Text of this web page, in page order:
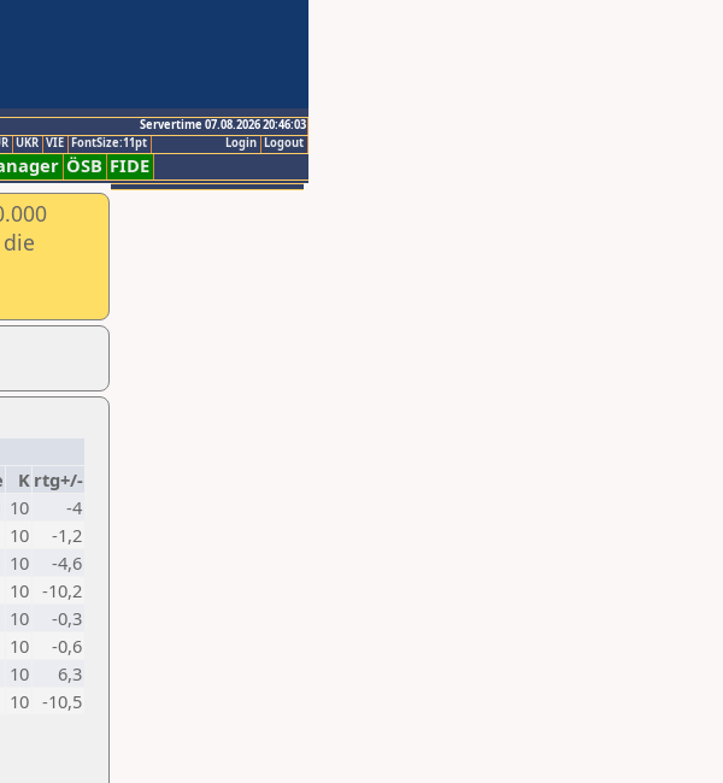
Servertime 07.08.2026 20:46:03
Logout
Login
UKR VIE FontSize:11pt
ÖSB FIDE
K rtg+/-
10
-4
10
-1,2
10
-4,6
10 -10,2
10
-0,3
10
-0,6
10
6,3
10 -10,5